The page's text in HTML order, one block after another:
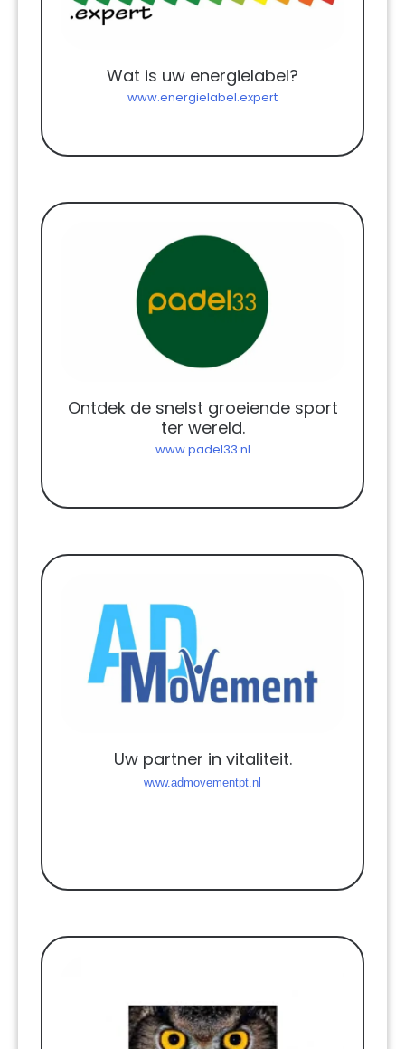
Wat is uw energielabel?
www.energielabel.expert
Ontdek de snelst groeiende sport
ter wereld.
www.padel33.nl
Uw partner in vitaliteit.
www.admovementpt.nl